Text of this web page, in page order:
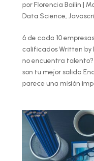
porFlorencia Bailin |
Data Science,
6 de cada 10
calificados Written by
no encuentra talento?
son tu mejor salida
parece una misión